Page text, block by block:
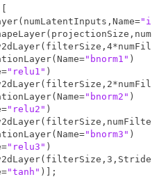
"bnorm1" )
"relu1" )
"bnorm2" )
"relu2" )
"bnorm3" )
"relu3" )
"tanh"